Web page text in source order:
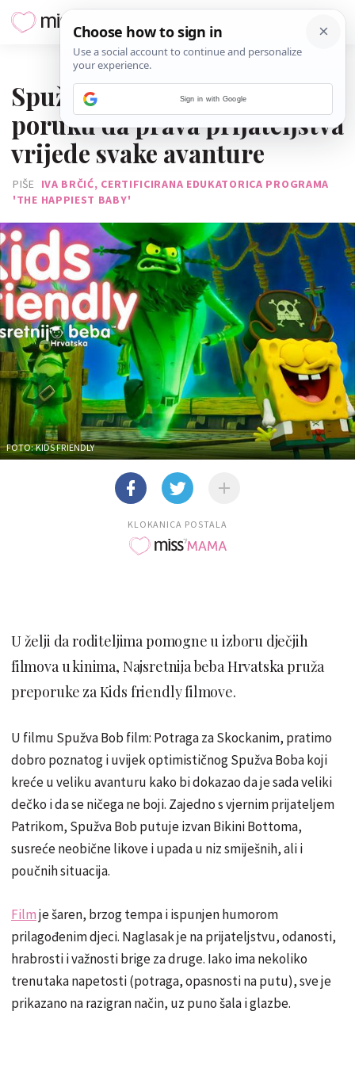
Spužva Bob film šalje jasnu
poruku da prava prijateljstva
vrijede svake avanture
PIŠE IVA BRČIĆ, CERTIFICIRANA EDUKATORICA PROGRAMA
'THE HAPPIEST BABY'
FOTO: KIDS FRIENDLY
KLOKANICA POSTALA
U želji da roditeljima pomogne u izboru dječjih
filmova u kinima, Najsretnija beba Hrvatska pruža
preporuke za Kids friendly filmove.
U filmu Spužva Bob film: Potraga za Skockanim, pratimo
dobro poznatog i uvijek optimističnog Spužva Boba koji
kreće u veliku avanturu kako bi dokazao da je sada veliki
dečko i da se ničega ne boji. Zajedno s vjernim prijateljem
Patrikom, Spužva Bob putuje izvan Bikini Bottoma,
susreće neobične likove i upada u niz smiješnih, ali i
poučnih situacija.
Filmje šaren, brzog tempa i ispunjen humorom
prilagođenim djeci. Naglasak je na prijateljstvu, odanosti,
hrabrosti i važnosti brige za druge. Iako ima nekoliko
trenutaka napetosti (potraga, opasnosti na putu), sve je
prikazano na razigran način, uz puno šala i glazbe.
Sign in with Google